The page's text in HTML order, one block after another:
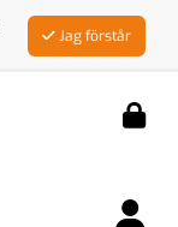
Jag förstår